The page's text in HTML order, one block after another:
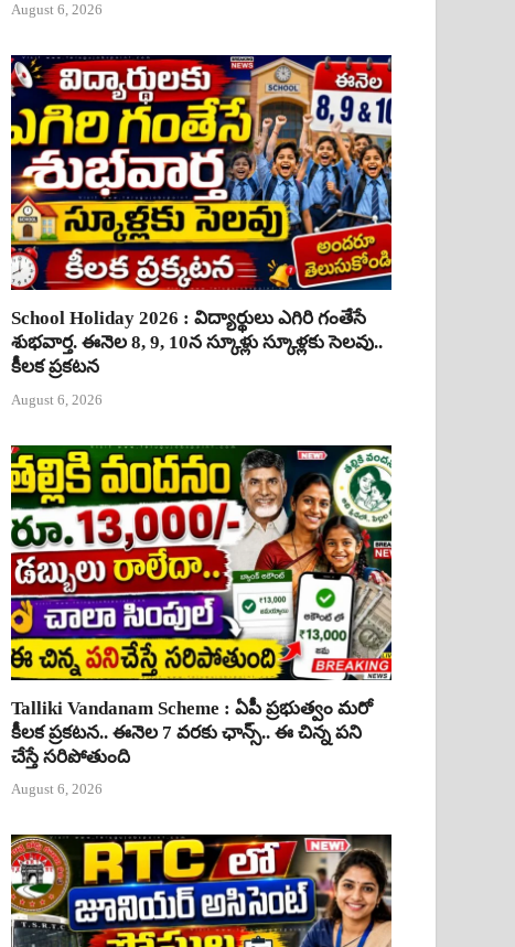
August 6, 2026
School Holiday 2026 : విద్యార్థులు ఎగిరి గంతేసే
శుభవార్త. ఈనెల 8, 9, 10న స్కూళ్లు స్కూళ్లకు సెలవు..
కీలక ప్రకటన
August 6, 2026
Talliki Vandanam Scheme : ఏపీ ప్రభుత్వం మరో
కీలక ప్రకటన.. ఈనెల 7 వరకు ఛాన్స్.. ఈ చిన్న పని
చేస్తే సరిపోతుంది
August 6, 2026